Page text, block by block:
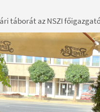
táborát az NSZI